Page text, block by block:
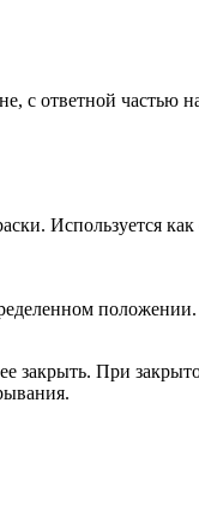
с ответной частью
Используется
положении.
закрыть. При